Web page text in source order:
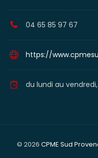
04 65 85 97 67
https://
du lundi au
© 2026 CPME Sud